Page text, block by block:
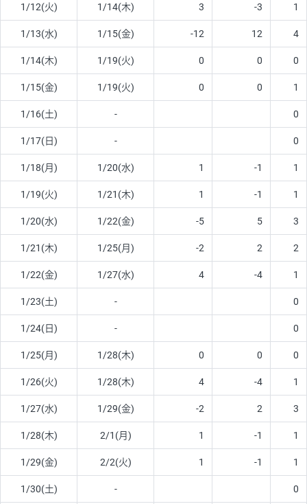
1/12(火) 1/14(木) 3 -3 1
1/13(水) 1/15(金) -12 12 4
1/14(木) 1/19(火) 0 0 0
1/15(金) 1/19(火) 0 0 1
1/16(土) - 0
1/17(日) - 0
1/18(月) 1/20(水) 1 -1 1
1/19(火) 1/21(木) 1 -1 1
1/20(水) 1/22(金) -5 5 3
1/21(木) 1/25(月) -2 2 2
1/22(金) 1/27(水) 4 -4 1
1/23(土) - 0
1/24(日) - 0
1/25(月) 1/28(木) 0 0 0
1/26(火) 1/28(木) 4 -4 1
1/27(水) 1/29(金) -2 2 3
1/28(木) 2/1(月) 1 -1 1
1/29(金) 2/2(火) 1 -1 1
1/30(土) - 0